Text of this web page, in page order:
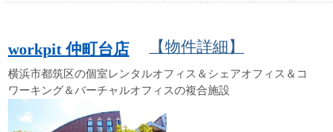
workpit 仲町台店 【物件詳細】
横浜市都筑区の個室レンタルオフィス＆シェアオフィス＆コ
ワーキング＆バーチャルオフィスの複合施設